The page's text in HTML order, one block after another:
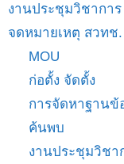
งานประชุมวิชากา
จดหมายเหตุ สวทช.
MOU
ก่อตั้ง จัดตั้ง
การจัดหาฐานข้
ค้นพบ
งานประชุมวิชา